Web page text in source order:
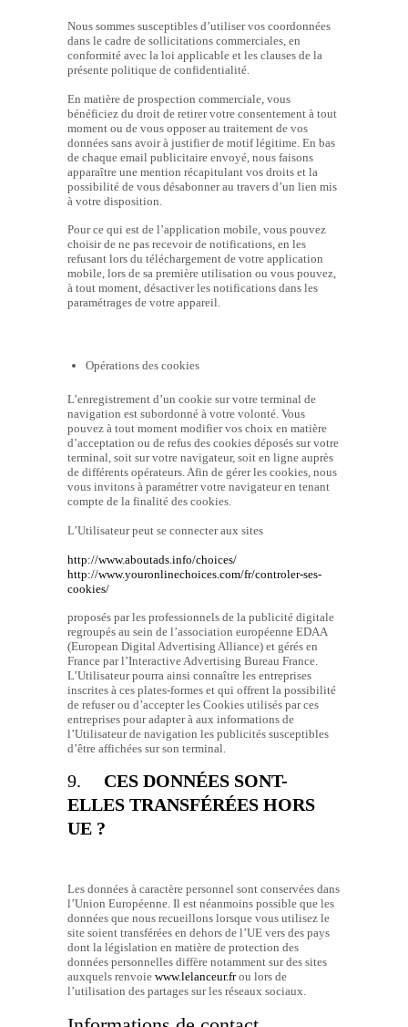
Nous sommes susceptibles d’utiliser vos coordonnées
dans le cadre de sollicitations commerciales, en
conformité avec la loi applicable et les clauses de la
présente politique de confidentialité.
En matière de prospection commerciale, vous
bénéficiez du droit de retirer votre consentement à tout
moment ou de vous opposer au traitement de vos
données sans avoir à justifier de motif légitime. En bas
de chaque email publicitaire envoyé, nous faisons
apparaître une mention récapitulant vos droits et la
possibilité de vous désabonner au travers d’un lien mis
à votre disposition.
Pour ce qui est de l’application mobile, vous pouvez
choisir de ne pas recevoir de notifications, en les
refusant lors du téléchargement de votre application
mobile, lors de sa première utilisation ou vous pouvez,
à tout moment, désactiver les notifications dans les
paramétrages de votre appareil.
Opérations des cookies
L’enregistrement d’un cookie sur votre terminal de
navigation est subordonné à votre volonté. Vous
pouvez à tout moment modifier vos choix en matière
d’acceptation ou de refus des cookies déposés sur votre
terminal, soit sur votre navigateur, soit en ligne auprès
de différents opérateurs. Afin de gérer les cookies, nous
vous invitons à paramétrer votre navigateur en tenant
compte de la finalité des cookies.
L’Utilisateur peut se connecter aux sites
http://www.aboutads.info/choices/
http://www.youronlinechoices.com/fr/controler-ses-
cookies/
proposés par les professionnels de la publicité digitale
regroupés au sein de l’association européenne EDAA
(European Digital Advertising Alliance) et gérés en
France par l’Interactive Advertising Bureau France.
L’Utilisateur pourra ainsi connaître les entreprises
inscrites à ces plates-formes et qui offrent la possibilité
de refuser ou d’accepter les Cookies utilisés par ces
entreprises pour adapter à aux informations de
l’Utilisateur de navigation les publicités susceptibles
d’être affichées sur son terminal.
9. CES DONNÉES SONT-
ELLES TRANSFÉRÉES HORS
UE ?
Les données à caractère personnel sont conservées dans
l’Union Européenne. Il est néanmoins possible que les
données que nous recueillons lorsque vous utilisez le
site soient transférées en dehors de l’UE vers des pays
dont la législation en matière de protection des
données personnelles diffère notamment sur des sites
auxquels renvoie www.lelanceur.frou lors de
l’utilisation des partages sur les réseaux sociaux.